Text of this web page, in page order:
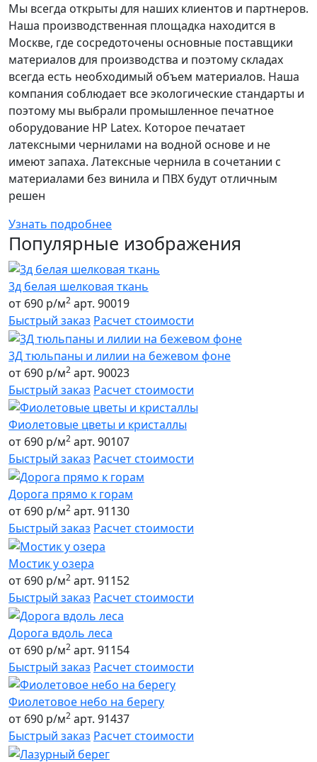
Мы всегда открыты для наших клиентов и партнеров.
Наша производственная площадка находится в
Москве, где сосредоточены основные поставщики
материалов для производства и поэтому складах
всегда есть необходимый объем материалов. Наша
компания соблюдает все экологические стандарты и
поэтому мы выбрали промышленное печатное
оборудование НР Latex. Которое печатает
латексными чернилами на водной основе и не
имеют запаха. Латексные чернила в сочетании с
материалами без винила и ПВХ будут отличным
решен
Узнать подробнее
Популярные изображения
3д белая шелковая ткань
от 690 р/м2 арт. 90019
Быстрый заказ Расчет стоимости
3Д тюльпаны и лилии на бежевом фоне
от 690 р/м2 арт. 90023
Быстрый заказ Расчет стоимости
Фиолетовые цветы и кристаллы
от 690 р/м2 арт. 90107
Быстрый заказ Расчет стоимости
Дорога прямо к горам
от 690 р/м2 арт. 91130
Быстрый заказ Расчет стоимости
Мостик у озера
от 690 р/м2 арт. 91152
Быстрый заказ Расчет стоимости
Дорога вдоль леса
от 690 р/м2 арт. 91154
Быстрый заказ Расчет стоимости
Фиолетовое небо на берегу
от 690 р/м2 арт. 91437
Быстрый заказ Расчет стоимости